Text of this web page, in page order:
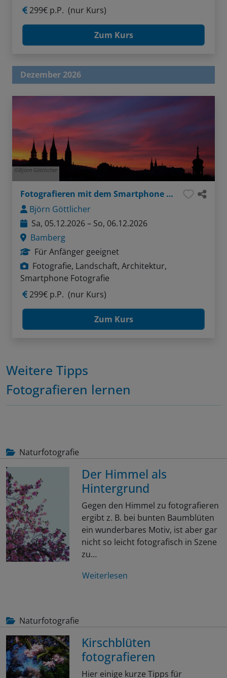
299€ p.P. (nur Kurs)
Zum Kurs
Dezember 2026
Björn Göttlicher
Fotografieren mit dem Smartphone in Bamberg
Björn Göttlicher
Sa, 05.12.2026 – So, 06.12.2026
Bamberg
Für Anfänger geeignet
Fotografie, Landschaft, Architektur,
Smartphone Fotografie
299€ p.P. (nur Kurs)
Zum Kurs
Weitere Tipps
Fotografieren lernen
Naturfotografie
Der Himmel als
Hintergrund
Gegen den Himmel zu fotografieren
ergibt z. B. bei bunten Baumblüten
ein wunderbares Motiv, ist aber gar
nicht so leicht fotografisch in Szene
zu…
Weiterlesen
Naturfotografie
Kirschblüten
fotografieren
Hier einige kurze Tipps für